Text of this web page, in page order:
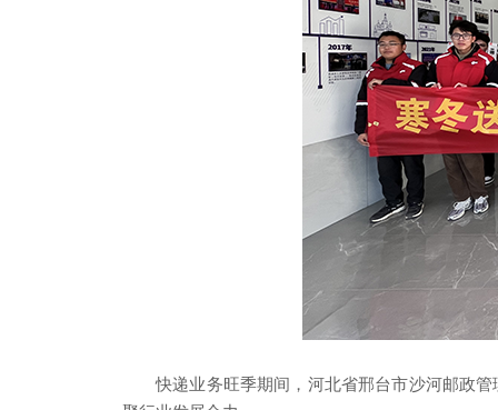
快递业务旺季期间，河北省邢台市沙河邮政